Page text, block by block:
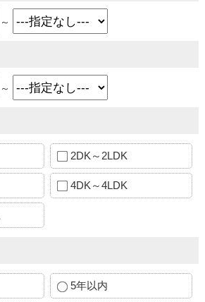
～
～
2DK～2LDK
4DK～4LDK
5年以内